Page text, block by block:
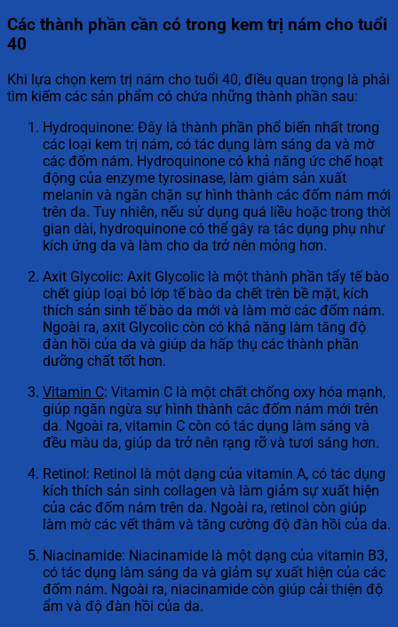
Các thành phần cần có trong kem trị nám cho tuổi
40
Khi lựa chọn kem trị nám cho tuổi 40, điều quan trọng là phải
tìm kiếm các sản phẩm có chứa những thành phần sau:
Hydroquinone: Đây là thành phần phổ biến nhất trong
các loại kem trị nám, có tác dụng làm sáng da và mờ
các đốm nám. Hydroquinone có khả năng ức chế hoạt
động của enzyme tyrosinase, làm giảm sản xuất
melanin và ngăn chặn sự hình thành các đốm nám mới
trên da. Tuy nhiên, nếu sử dụng quá liều hoặc trong thời
gian dài, hydroquinone có thể gây ra tác dụng phụ như
kích ứng da và làm cho da trở nên mỏng hơn.
Axit Glycolic: Axit Glycolic là một thành phần tẩy tế bào
chết giúp loại bỏ lớp tế bào da chết trên bề mặt, kích
thích sản sinh tế bào da mới và làm mờ các đốm nám.
Ngoài ra, axit Glycolic còn có khả năng làm tăng độ
đàn hồi của da và giúp da hấp thụ các thành phần
dưỡng chất tốt hơn.
Vitamin C: Vitamin C là một chất chống oxy hóa mạnh,
giúp ngăn ngừa sự hình thành các đốm nám mới trên
da. Ngoài ra, vitamin C còn có tác dụng làm sáng và
đều màu da, giúp da trở nên rạng rỡ và tươi sáng hơn.
Retinol: Retinol là một dạng của vitamin A, có tác dụng
kích thích sản sinh collagen và làm giảm sự xuất hiện
của các đốm nám trên da. Ngoài ra, retinol còn giúp
làm mờ các vết thâm và tăng cường độ đàn hồi của da.
Niacinamide: Niacinamide là một dạng của vitamin B3,
có tác dụng làm sáng da và giảm sự xuất hiện của các
đốm nám. Ngoài ra, niacinamide còn giúp cải thiện độ
ẩm và độ đàn hồi của da.